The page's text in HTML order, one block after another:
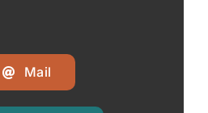
Mail